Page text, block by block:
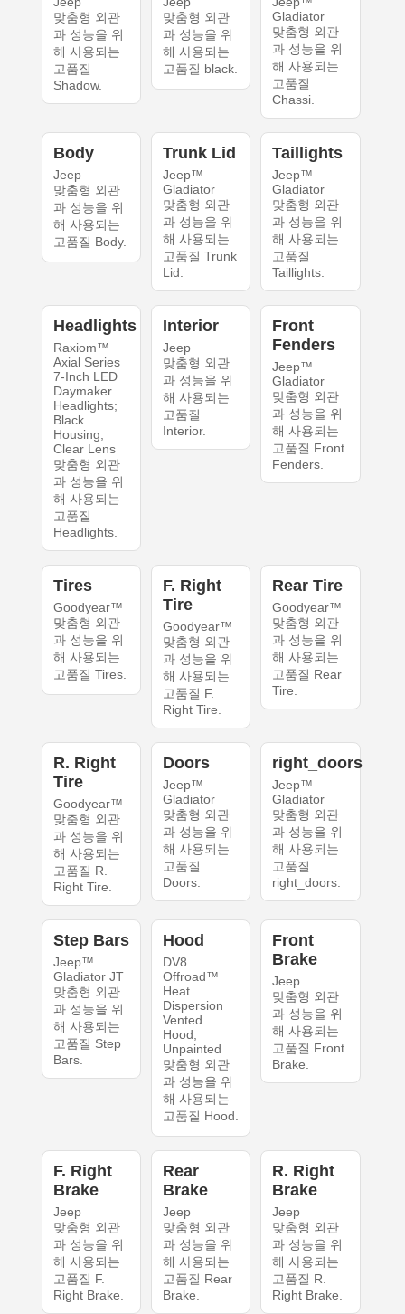
맞춤형 외관
과 성능을 위
해 사용되는
고품질
Shadow.
맞춤형 외관
과 성능을 위
해 사용되는
고품질 black.
Gladiator
맞춤형 외관
과 성능을 위
해 사용되는
고품질
Chassi.
Body
Jeep
맞춤형 외관
과 성능을 위
해 사용되는
고품질 Body.
Trunk Lid
Jeep™
Gladiator
맞춤형 외관
과 성능을 위
해 사용되는
고품질 Trunk
Lid.
Taillights
Jeep™
Gladiator
맞춤형 외관
과 성능을 위
해 사용되는
고품질
Taillights.
Headlights
Raxiom™
Axial Series
7-Inch LED
Daymaker
Headlights;
Black
Housing;
Clear Lens
맞춤형 외관
과 성능을 위
해 사용되는
고품질
Headlights.
Interior
Jeep
맞춤형 외관
과 성능을 위
해 사용되는
고품질
Interior.
Front
Fenders
Jeep™
Gladiator
맞춤형 외관
과 성능을 위
해 사용되는
고품질 Front
Fenders.
Tires
Goodyear™
맞춤형 외관
과 성능을 위
해 사용되는
고품질 Tires.
F. Right
Tire
Goodyear™
맞춤형 외관
과 성능을 위
해 사용되는
고품질 F.
Right Tire.
Rear Tire
Goodyear™
맞춤형 외관
과 성능을 위
해 사용되는
고품질 Rear
Tire.
R. Right
Tire
Goodyear™
맞춤형 외관
과 성능을 위
해 사용되는
고품질 R.
Right Tire.
Doors
Jeep™
Gladiator
맞춤형 외관
과 성능을 위
해 사용되는
고품질
Doors.
right_doors
Jeep™
Gladiator
맞춤형 외관
과 성능을 위
해 사용되는
고품질
right_doors.
Step Bars
Jeep™
Gladiator JT
맞춤형 외관
과 성능을 위
해 사용되는
고품질 Step
Bars.
Hood
DV8
Offroad™
Heat
Dispersion
Vented
Hood;
Unpainted
맞춤형 외관
과 성능을 위
해 사용되는
고품질 Hood.
Front
Brake
Jeep
맞춤형 외관
과 성능을 위
해 사용되는
고품질 Front
Brake.
F. Right
Brake
Jeep
맞춤형 외관
과 성능을 위
해 사용되는
고품질 F.
Right Brake.
Rear
Brake
Jeep
맞춤형 외관
과 성능을 위
해 사용되는
고품질 Rear
Brake.
R. Right
Brake
Jeep
맞춤형 외관
과 성능을 위
해 사용되는
고품질 R.
Right Brake.